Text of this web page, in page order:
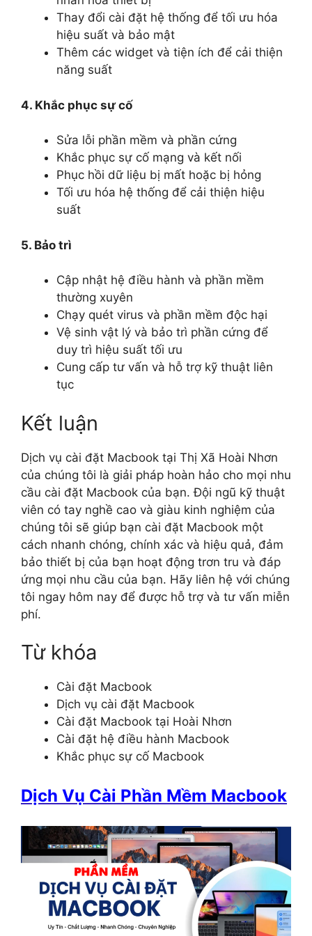
Thay đổi cài đặt hệ thống để tối ưu hóa
hiệu suất và bảo mật
Thêm các widget và tiện ích để cải thiện
năng suất
4. Khắc phục sự cố
Sửa lỗi phần mềm và phần cứng
Khắc phục sự cố mạng và kết nối
Phục hồi dữ liệu bị mất hoặc bị hỏng
Tối ưu hóa hệ thống để cải thiện hiệu
suất
5. Bảo trì
Cập nhật hệ điều hành và phần mềm
thường xuyên
Chạy quét virus và phần mềm độc hại
Vệ sinh vật lý và bảo trì phần cứng để
duy trì hiệu suất tối ưu
Cung cấp tư vấn và hỗ trợ kỹ thuật liên
tục
Kết luận
Dịch vụ cài đặt Macbook tại Thị Xã Hoài Nhơn
của chúng tôi là giải pháp hoàn hảo cho mọi nhu
cầu cài đặt Macbook của bạn. Đội ngũ kỹ thuật
viên có tay nghề cao và giàu kinh nghiệm của
chúng tôi sẽ giúp bạn cài đặt Macbook một
cách nhanh chóng, chính xác và hiệu quả, đảm
bảo thiết bị của bạn hoạt động trơn tru và đáp
ứng mọi nhu cầu của bạn. Hãy liên hệ với chúng
tôi ngay hôm nay để được hỗ trợ và tư vấn miễn
phí.
Từ khóa
Cài đặt Macbook
Dịch vụ cài đặt Macbook
Cài đặt Macbook tại Hoài Nhơn
Cài đặt hệ điều hành Macbook
Khắc phục sự cố Macbook
Dịch Vụ Cài Phần Mềm Macbook